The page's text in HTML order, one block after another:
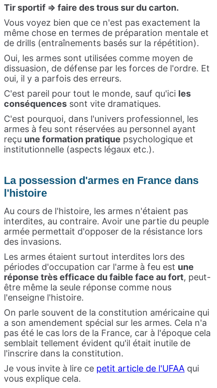
Tir sportif => faire des trous sur du carton.
Vous voyez bien que ce n'est pas exactement la
même chose en termes de préparation mentale et
de drills (entraînements basés sur la répétition).
Oui, les armes sont utilisées comme moyen de
dissuasion, de défense par les forces de l'ordre. Et
oui, il y a parfois des erreurs.
C'est pareil pour tout le monde, sauf qu'ici les
conséquences sont vite dramatiques.
C'est pourquoi, dans l'univers professionnel, les
armes à feu sont réservées au personnel ayant
reçu une formation pratique psychologique et
institutionnelle (aspects légaux etc.).
La possession d'armes en France dans
l'histoire
Au cours de l'histoire, les armes n'étaient pas
interdites, au contraire. Avoir une partie du peuple
armée permettait d'opposer de la résistance lors
des invasions.
Les armes étaient surtout interdites lors des
périodes d'occupation car l'arme à feu est une
réponse très efficace du faible face au fort, peut-
être même la seule réponse comme nous
l'enseigne l'histoire.
On parle souvent de la constitution américaine qui
a son amendement spécial sur les armes. Cela n'a
pas été le cas lors de la France, car à l'époque cela
semblait tellement évident qu'il était inutile de
l'inscrire dans la constitution.
Je vous invite à lire ce petit article de l'UFAA qui
vous explique cela.